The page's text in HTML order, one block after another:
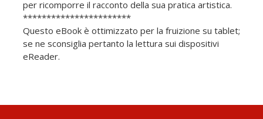
per ricomporre il racconto della sua pratica artistica.
***********************
Questo eBook è ottimizzato per la fruizione su tablet;
se ne sconsiglia pertanto la lettura sui dispositivi
eReader.